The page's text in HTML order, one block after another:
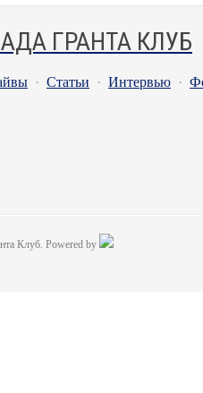
ГРАНТА КЛУБ
· Статьи · Интервью ·
Клуб. Powered by